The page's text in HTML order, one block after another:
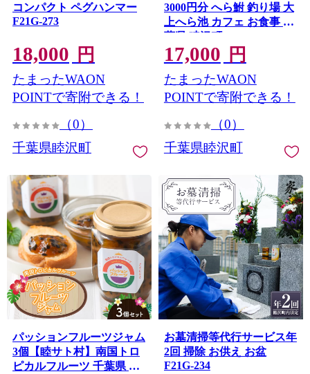
コンパクト ペグハンマー
F21G-273
18,000 円
たまったWAON
POINTで寄附できる！
（0）
千葉県睦沢町
3000円分 へら鮒 釣り場 大
上へら池 カフェ お食事 千
葉県 睦沢町 F21G-271
17,000 円
たまったWAON
POINTで寄附できる！
（0）
千葉県睦沢町
パッションフルーツジャム
3個【睦サト村】南国トロ
ピカルフルーツ 千葉県 睦
お墓清掃等代行サービス年
2回 掃除 お供え お盆
F21G-234